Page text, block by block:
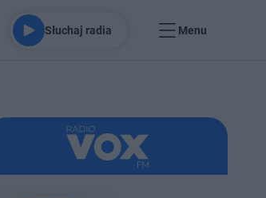
Słuchaj radia Menu